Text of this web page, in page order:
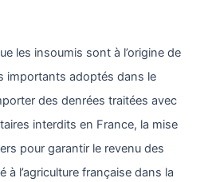
les insoumis sont à l’origine de
importants adoptés dans le
des denrées traitées avec
interdits en France, la mise
pour garantir le revenu des
à l’agriculture française dans la